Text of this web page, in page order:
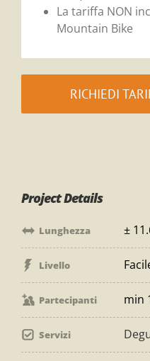
La tariffa NON
Mountain Bike
RICHIEDI
Project Details
Lunghezza ±
Livello
Partecipanti min
Servizi